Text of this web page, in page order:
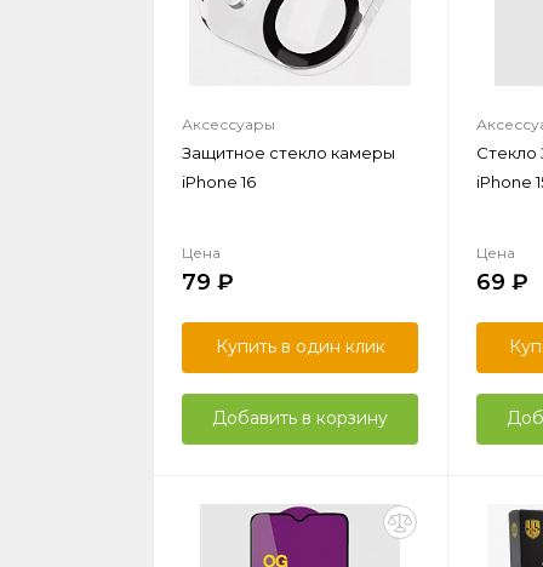
Аксессуары
Защитное стекло камеры
iPhone 16
Цена
79
Купить в один клик
Добавить в корзину
Стекло
iPhone
Цена
69